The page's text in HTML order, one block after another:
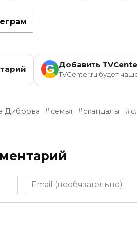
G Добавить
TVCenter.ru будет
Диброва семья скандалы
Email
(необязательно)